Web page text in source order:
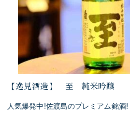
【逸見酒造】 至 純米吟醸
人気爆発中!佐渡島のプレミアム銘酒!